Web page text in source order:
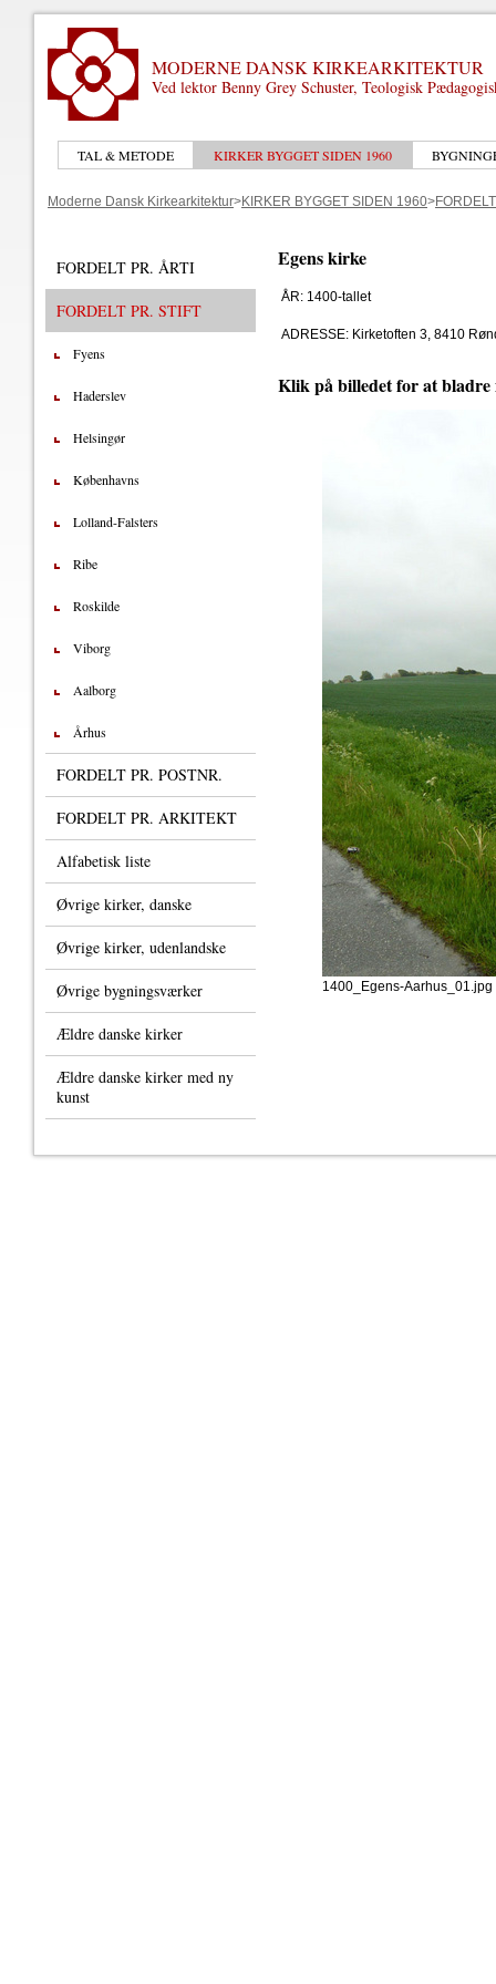
MODERNE DANSK KIRKEARKITEKTUR
Ved lektor Benny Grey Schuster, Teologisk
TAL & METODE KIRKER BYGGET SIDEN 1960
Moderne Dansk Kirkearkitektur>KIRKER BYGGET SIDEN 1960>
FORDELT PR. ÅRTI
FORDELT PR. STIFT
Fyens
Haderslev
Helsingør
Københavns
Lolland-Falsters
Ribe
Roskilde
Viborg
Aalborg
Århus
FORDELT PR. POSTNR.
FORDELT PR. ARKITEKT
Alfabetisk liste
Øvrige kirker, danske
Øvrige kirker, udenlandske
Øvrige bygningsværker
Ældre danske kirker
Ældre danske kirker med ny
kunst
Egens kirke
ÅR: 1400-tallet
ADRESSE: Kirketoften 3, 8410
Klik på billedet for at bladre
1400_Egens-Aarhus_01.jpg